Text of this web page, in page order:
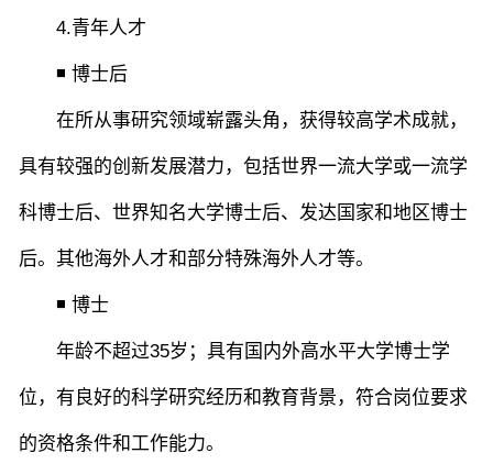
4.青年人才
◾ 博士后
在所从事研究领域崭露头角，获得较高学术成就，
具有较强的创新发展潜力，包括世界一流大学或一流学
科博士后、世界知名大学博士后、发达国家和地区博士
后。其他海外人才和部分特殊海外人才等。
◾ 博士
年龄不超过35岁；具有国内外高水平大学博士学
位，有良好的科学研究经历和教育背景，符合岗位要求
的资格条件和工作能力。